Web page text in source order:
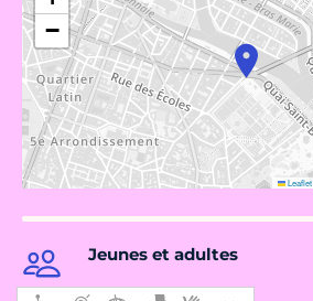
−
Leaflet
Jeunes et adultes